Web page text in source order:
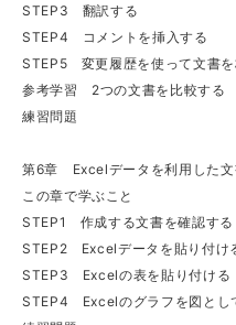
STEP3 翻訳する
STEP4 コメントを挿入する
STEP5 変更履歴を使って文書を
参考学習 2つの文書を比較する
練習問題
第6章 Excelデータを利用した文
この章で学ぶこと
STEP1 作成する文書を確認する
STEP2 Excelデータを貼り付け
STEP3 Excelの表を貼り付ける
STEP4 Excelのグラフを図とし